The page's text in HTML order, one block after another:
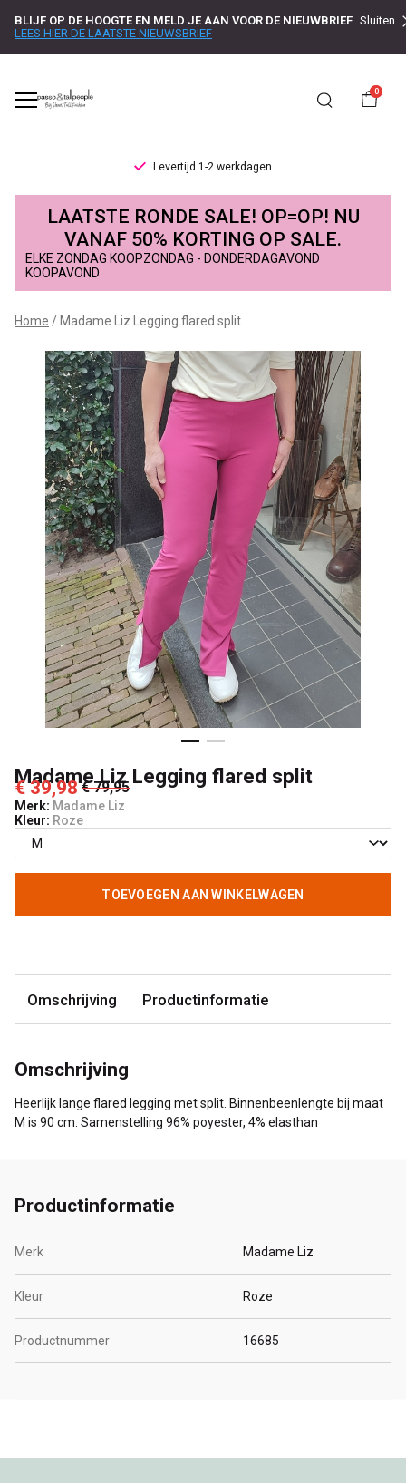
BLIJF OP DE HOOGTE EN MELD JE AAN VOOR DE NIEUWBRIEF
LEES HIER DE LAATSTE NIEUWSBRIEF
Sluiten
0
Levertijd 1-2 werkdagen
Madame
Liz
Legging
flared
split
Passo
LAATSTE RONDE SALE! OP=OP! NU
VANAF 50% KORTING OP SALE.
ELKE ZONDAG KOOPZONDAG - DONDERDAGAVOND
KOOPAVOND
Home Madame Liz Legging flared split
Madame Liz Legging flared split
€ 39,98 € 79,95
Merk: Madame Liz
Kleur: Roze
TOEVOEGEN AAN WINKELWAGEN
Omschrijving Productinformatie
Omschrijving
Heerlijk lange flared legging met split. Binnenbeenlengte bij maat
M is 90 cm. Samenstelling 96% poyester, 4% elasthan
Productinformatie
Merk Madame Liz
Kleur Roze
Productnummer 16685